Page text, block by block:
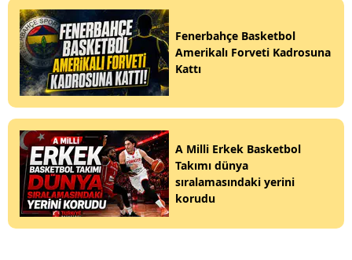
Fenerbahçe Basketbol
Amerikalı Forveti Kadrosuna
Kattı
A Milli Erkek Basketbol
Takımı dünya
sıralamasındaki yerini
korudu